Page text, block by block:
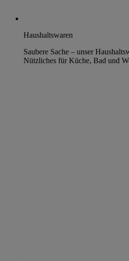
Haushaltswaren
Saubere Sache – unser
Nützliches für Küche, Bad und